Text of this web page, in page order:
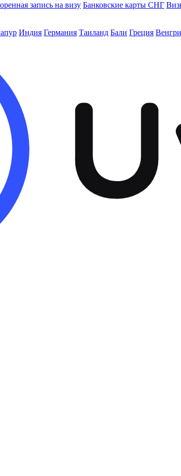
запись на визу Банковские карты СНГ
Индия Германия Таиланд Бали Греция